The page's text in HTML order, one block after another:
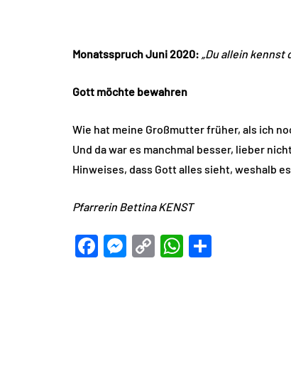
Monatsspruch Juni 2020: „Du allein
Gott möchte bewahren
Wie hat meine Großmutter früher, als ich
Und da war es manchmal besser, lieber
Hinweises, dass Gott alles sieht, weshalb
Pfarrerin Bettina KENST
Facebook
Messenger
CopyWhatsApp